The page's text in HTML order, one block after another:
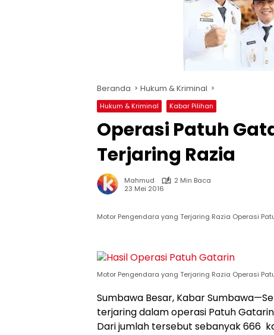
Beranda Hukum & Kriminal
Hukum & Kriminal Kabar Pilihan
Operasi Patuh
Terjaring Razia
Mahmud
2 Min Baca
23 Mei 2016
Motor Pengendara yang Terjaring Razia Operasi
Motor Pengendara yang Terjaring Razia Operasi
Sumbawa Besar, Kabar
terjaring dalam operasi Patuh Gatarin
Dari jumlah tersebut sebanyak 666